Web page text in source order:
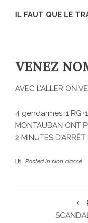
IL FAUT QUE LE
VENEZ
AVEC L’ALLER ON
4 gendarmes+1
MONTAUBAN ONT
2 MINUTES D’ARRÊT
Posted in Non classé